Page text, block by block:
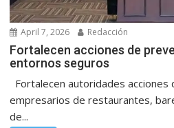
April 7, 2026 Redacción
Fortalecen acciones de
entornos seguros
Fortalecen autoridades acciones
empresarios de restaurantes,
de...